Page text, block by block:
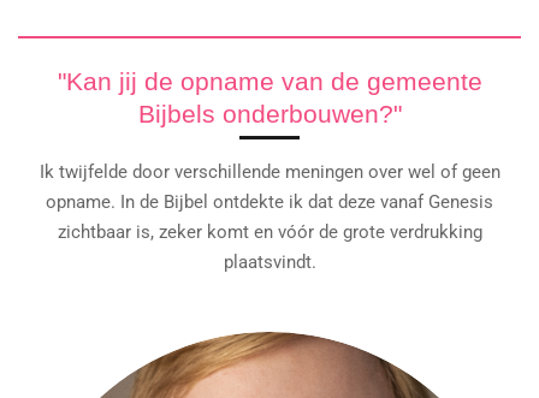
"Kan jij de opname van de gemeente
Bijbels onderbouwen?"
Ik twijfelde door verschillende meningen over wel of geen
opname. In de Bijbel ontdekte ik dat deze vanaf Genesis
zichtbaar is, zeker komt en vóór de grote verdrukking
plaatsvindt.